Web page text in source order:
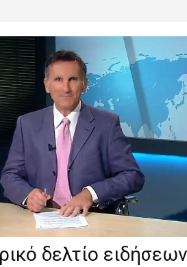
δελτίο